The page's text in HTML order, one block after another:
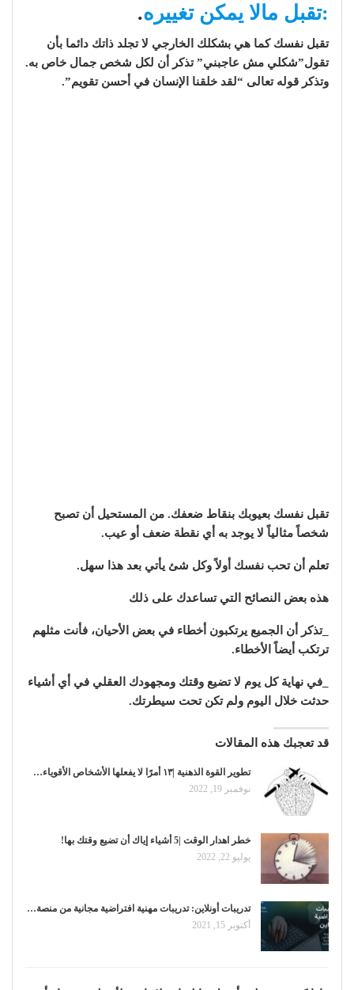
:تقبل مالا يمكن تغييره.
تقبل نفسك كما هي بشكلك الخارجي لا تجلد ذاتك دائما بأن
تقول”شكلي مش عاجبني” تذكر أن لكل شخص جمال خاص به.
وتذكر قوله تعالى “لقد خلقنا الإنسان في أحسن تقويم”.
تقبل نفسك بعيوبك بنقاط ضعفك. من المستحيل أن تصبح
شخصاً مثالياً لا يوجد به أي نقطة ضعف أو عيب.
تعلم أن تحب نفسك أولاً وكل شئ يأتي بعد هذا سهل.
هذه بعض النصائح التي تساعدك على ذلك
_تذكر أن الجميع يرتكبون أخطاء في بعض الأحيان، فأنت مثلهم
ترتكب أيضاً الأخطاء.
_في نهاية كل يوم لا تضيع وقتك ومجهودك العقلي في أي أشياء
حدثت خلال اليوم ولم تكن تحت سيطرتك.
قد تعجبك هذه المقالات
تطوير القوة الذهنية |١٣ أمرًا لا يفعلها الأشخاص الأقوياء…
نوفمبر 19, 2022
خطر اهدار الوقت |5 أشياء إياك أن تضيع وقتك بها!
يوليو 22, 2022
تدريبات أونلاين: تدريبات مهنية افتراضية مجانية من منصة…
أكتوبر 15, 2021